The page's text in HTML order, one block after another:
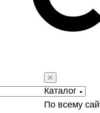
Каталог
По всему